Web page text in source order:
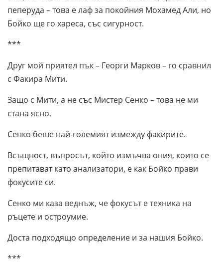
пеперуда – това е лаф за покойния Мохамед Али, но
Бойко ще го хареса, със сигурност.
***
Друг мой приятел пък – Георги Марков – го сравнил
с Факира Мити.
Защо с Мити, а не със Мистер Сенко – това не ми
стана ясно.
Сенко беше най-големият измежду факирите.
Всъщност, въпросът, който измъчва ония, които се
препитават като анализатори, е как Бойко прави
фокусите си.
Сенко ми каза веднъж, че фокусът е техника на
ръцете и остроумие.
Доста подходящо определение и за нашия Бойко.
***